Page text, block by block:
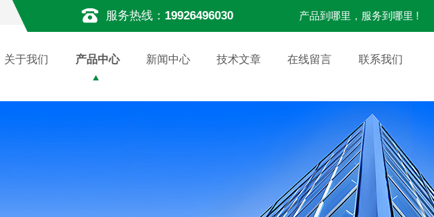
服务热线： 19926496030 产品到哪里，服务到哪里 !
关于我们 产品中心 新闻中心 技术文章 在线留言 联系我们